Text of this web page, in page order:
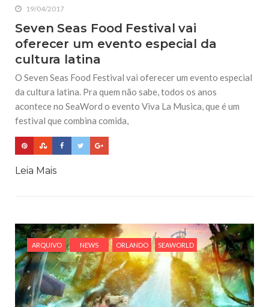
19/04/2017
Seven Seas Food Festival vai
oferecer um evento especial da
cultura latina
O Seven Seas Food Festival vai oferecer um evento especial
da cultura latina. Pra quem não sabe, todos os anos
acontece no SeaWord o evento Viva La Musica, que é um
festival que combina comida,
Leia Mais
ARQUIVO NEWS ORLANDO SEAWORLD